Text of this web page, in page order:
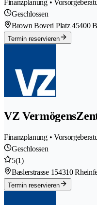
Finanzplanung •
Geschlossen
Brown Boveri Platz 45400
Termin reservieren
VZ
Finanzplanung •
Geschlossen
5(1)
Baslerstrasse 154310
Termin reservieren